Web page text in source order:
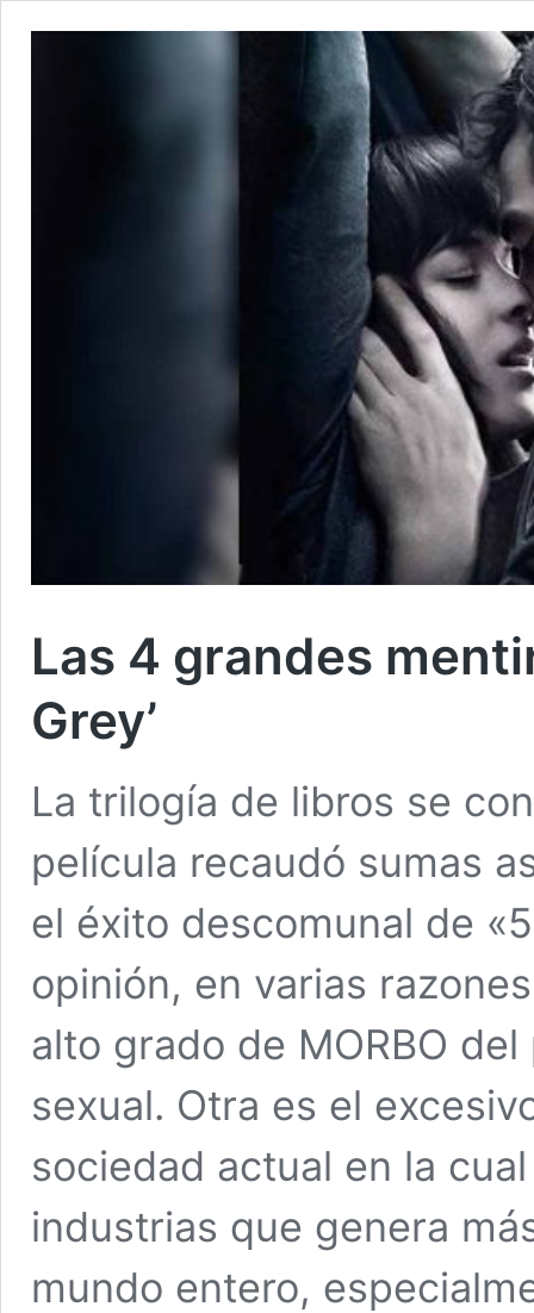
Las 4 grandes
Grey’
La trilogía de libros se
película recaudó sumas
el éxito descomunal de
opinión, en varias
alto grado de MORBO
sexual. Otra es el
sociedad actual en la
industrias que genera
mundo entero,